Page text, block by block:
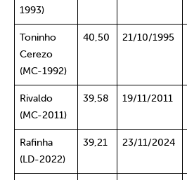
1993)
Toninho
Cerezo
(MC-1992)
40,50 21/10/1995
Rivaldo
(MC-2011)
39,58 19/11/2011
Rafinha
(LD-2022)
39,21 23/11/2024